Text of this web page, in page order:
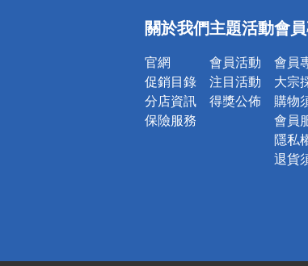
詐
關於我們
官網
促銷目錄
分店資訊
保險服務
主題活動
會員活動
注目活動
得獎公佈
會
會員
大宗
購物
會員
隱私
退貨